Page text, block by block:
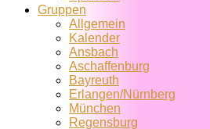
Gruppen
Allgemein
Kalender
Ansbach
Aschaffenburg
Bayreuth
Erlangen/Nürnberg
München
Regensburg